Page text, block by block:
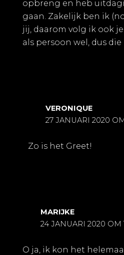
opbreng en heb
gaan. Zakelijk ben ik
jij, daarom volg ik ook
als persoon wel, dus
VERONIQUE
27 JANUARI 2020
Zo is het Greet!
MARIJKE
24 JANUARI 2020 OM
O ja, ik kon het